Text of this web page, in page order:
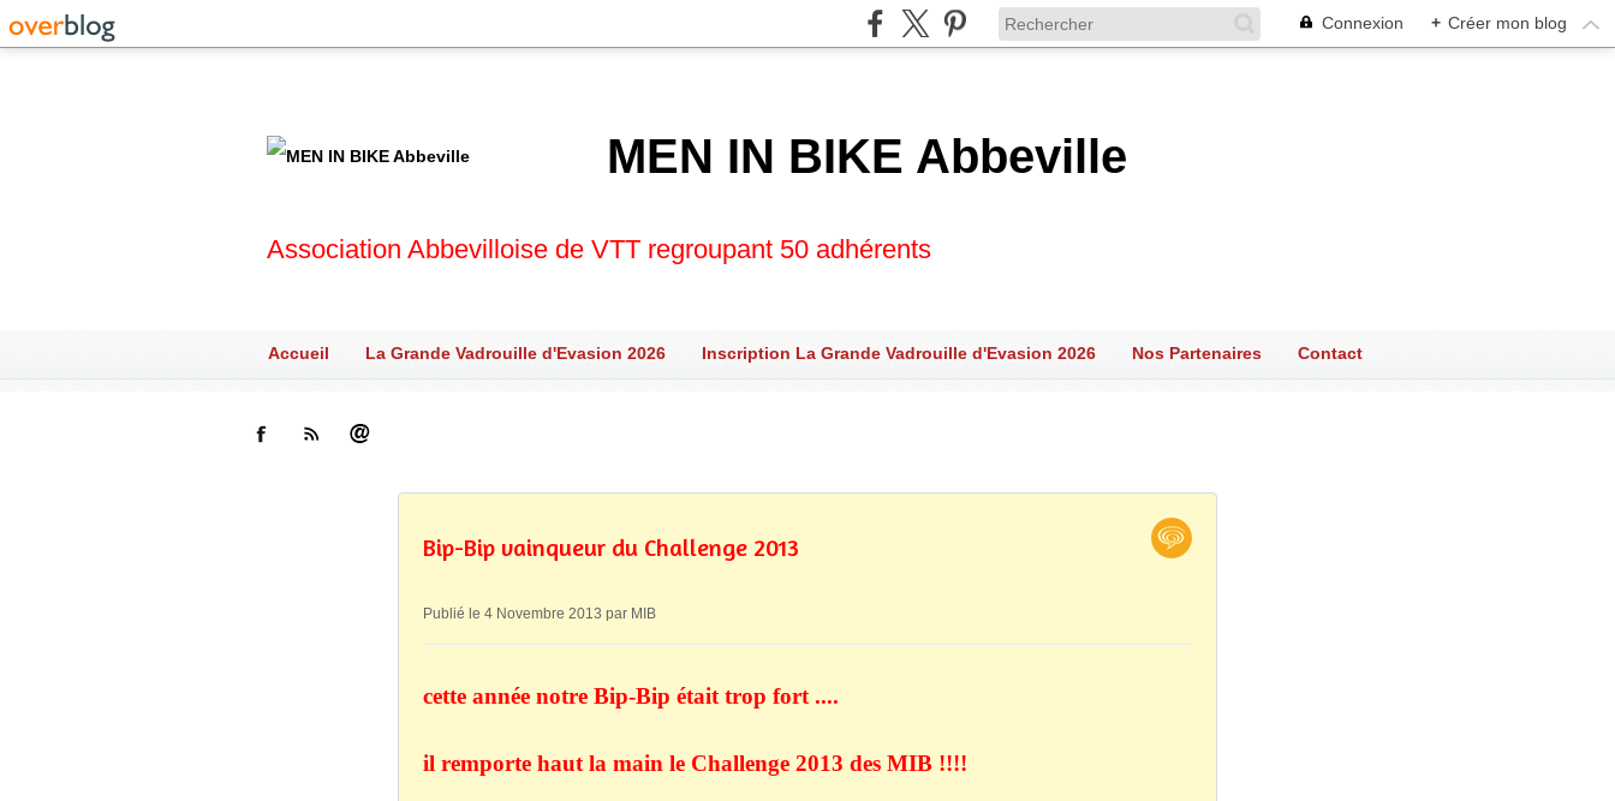
Connexion + Créer mon blog
MEN IN BIKE Abbeville
Association Abbevilloise de VTT regroupant 50 adhérents
Accueil La Grande Vadrouille d'Evasion 2026 Inscription La Grande Vadrouille d'Evasion 2026 Nos Partenaires Contact
Bip-Bip vainqueur du Challenge 2013
Publié le 4 Novembre 2013 par MIB
cette année notre Bip-Bip était trop fort ....
il remporte haut la main le Challenge 2013 des MIB !!!!